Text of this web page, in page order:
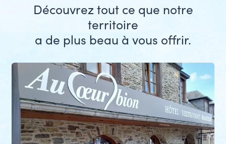
Découvrez tout ce que notre
territoire
a de plus beau à vous offrir.